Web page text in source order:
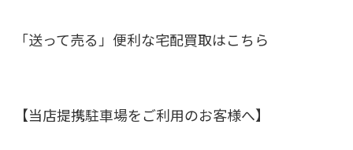
「送って売る」便利な宅配買取はこちら
【当店提携駐車場をご利用のお客様へ】